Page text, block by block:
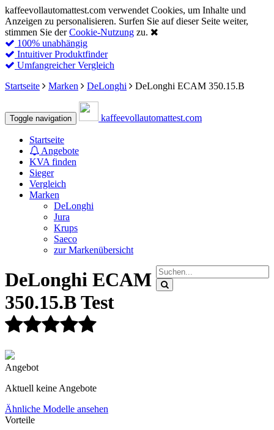
kaffeevollautomattest.com verwendet Cookies, um Inhalte und
Anzeigen zu personalisieren. Surfen Sie auf dieser Seite weiter,
stimmen Sie derCookie-Nutzung zu.
100% unabhängig
Intuitiver Produktfinder
Umfangreicher Vergleich
Startseite
Marken DeLonghi DeLonghi ECAM 350.15.B
Toggle navigation kaffeevollautomattest.com
Startseite
Angebote
KVA finden
Sieger
Vergleich
Marken
DeLonghi
Jura
Krups
Saeco
zur Markenübersicht
DeLonghi ECAM
350.15.B Test
Angebot
Aktuell keine Angebote
Ähnliche Modelle ansehen
Vorteile